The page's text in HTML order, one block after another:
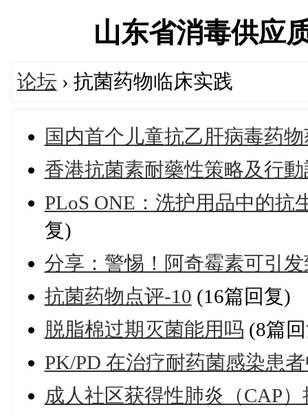
山东省消毒供应
论坛 › 抗菌药物临床实践
国内首个儿童抗乙肝病毒药
香港抗菌素耐藥性策略及行動
PLoS ONE：洗护用品中的
复)
分享：警惕！阿奇霉素可引
抗菌药物点评-10 (16篇回复)
脱脂棉过期灭菌能用吗 (8篇
PK/PD 在治疗耐药菌感染患
成人社区获得性肺炎（CAP